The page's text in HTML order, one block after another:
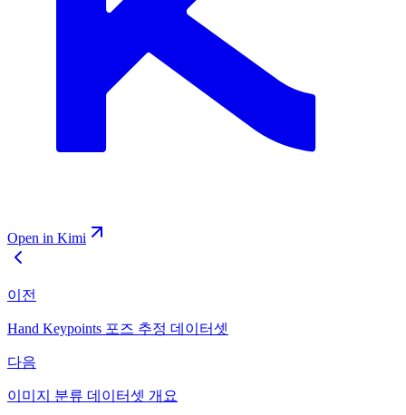
Open in Kimi
이전
Hand Keypoints 포즈 추정 데이터셋
다음
이미지 분류 데이터셋 개요